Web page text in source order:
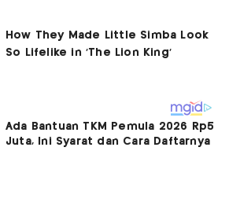
Ada Bantuan TKM Pemula 2026 Rp5
Juta, Ini Syarat dan Cara Daftarnya